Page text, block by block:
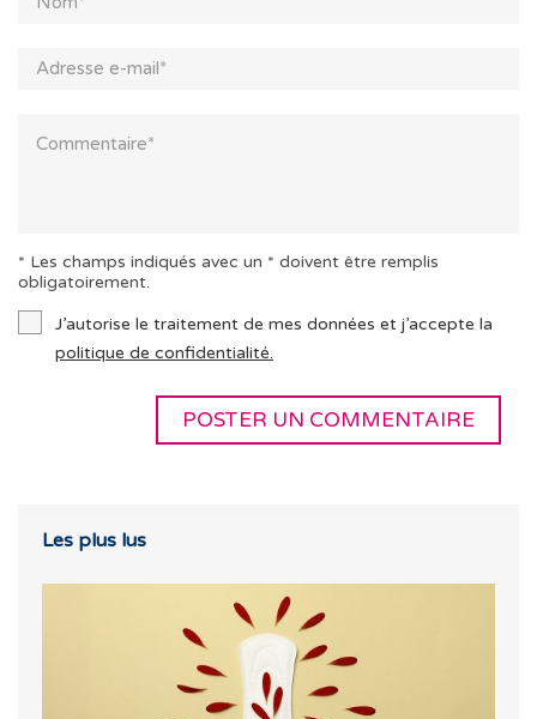
* Les champs indiqués avec un * doivent être remplis
obligatoirement.
J’autorise le traitement de mes données et j’accepte la
politique de confidentialité.
Les plus lus